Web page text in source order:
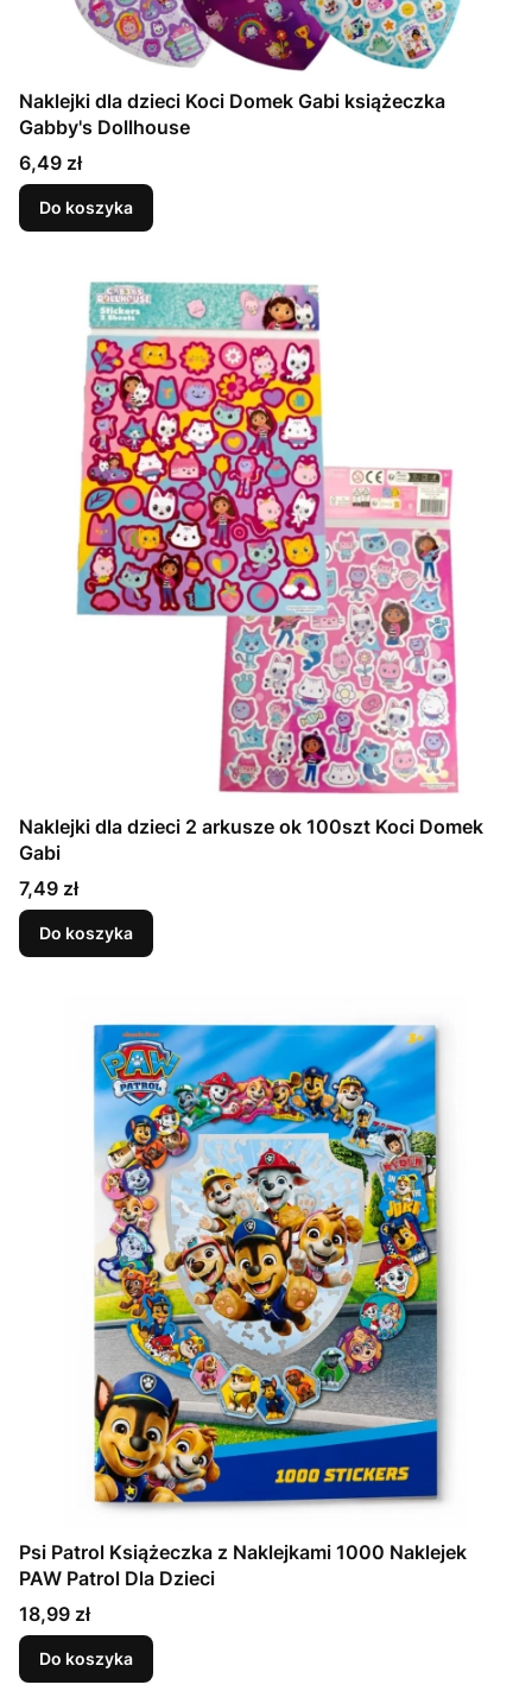
Naklejki dla dzieci Koci Domek Gabi książeczka
Gabby's Dollhouse
Cena
6,49 zł
Do koszyka
Naklejki dla dzieci 2 arkusze ok 100szt Koci Domek
Gabi
Cena
7,49 zł
Do koszyka
Psi Patrol Książeczka z Naklejkami 1000 Naklejek
PAW Patrol Dla Dzieci
Cena
18,99 zł
Do koszyka